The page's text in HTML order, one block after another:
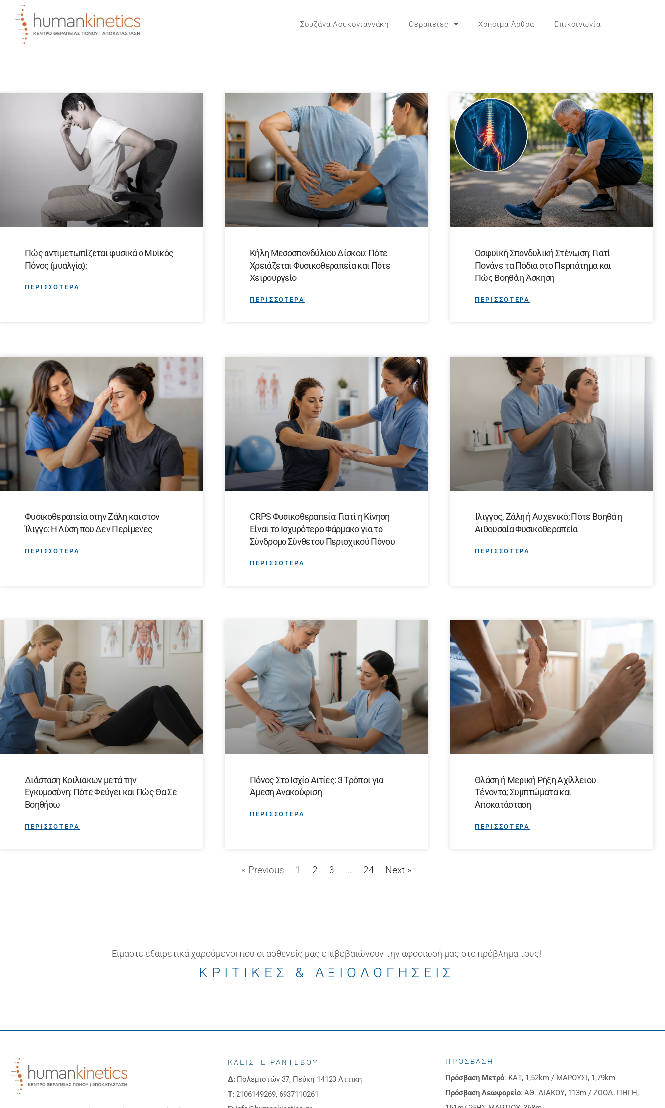
Σουζάνα Λουκογιαννάκη Θεραπείες Χρήσιμα Άρθρα Επικοινωνία
Πώς αντιμετωπίζεται φυσικά ο Μυϊκός
Πόνος (μυαλγία);
ΠΕΡΙΣΣΟΤΕΡΑ
Κήλη Μεσοσπονδύλιου Δίσκου: Πότε
Χρειάζεται Φυσικοθεραπεία και Πότε
Χειρουργείο
ΠΕΡΙΣΣΟΤΕΡΑ
Οσφυϊκή Σπονδυλική Στένωση: Γιατί
Πονάνε τα Πόδια στο Περπάτημα και
Πώς Βοηθά η Άσκηση
ΠΕΡΙΣΣΟΤΕΡΑ
Φυσικοθεραπεία στην Ζάλη και στον
Ίλιγγο: Η Λύση που Δεν Περίμενες
ΠΕΡΙΣΣΟΤΕΡΑ
CRPS Φυσικοθεραπεία: Γιατί η Κίνηση
Είναι το Ισχυρότερο Φάρμακο για το
Σύνδρομο Σύνθετου Περιοχικού Πόνου
ΠΕΡΙΣΣΟΤΕΡΑ
Ίλιγγος, Ζάλη ή Αυχενικό; Πότε Βοηθά η
Αιθουσαία Φυσικοθεραπεία
ΠΕΡΙΣΣΟΤΕΡΑ
Διάσταση Κοιλιακών μετά την
Εγκυμοσύνη: Πότε Φεύγει και Πώς Θα Σε
Βοηθήσω
ΠΕΡΙΣΣΟΤΕΡΑ
Πόνος Στο Ισχίο Αιτίες: 3 Τρόποι για
Άμεση Ανακούφιση
ΠΕΡΙΣΣΟΤΕΡΑ
Θλάση ή Μερική Ρήξη Αχίλλειου
Τένοντα; Συμπτώματα και
Αποκατάσταση
ΠΕΡΙΣΣΟΤΕΡΑ
« Previous 1 2 3 … 24 Next »
Είμαστε εξαιρετικά χαρούμενοι που οι ασθενείς μας επιβεβαιώνουν την αφοσίωσή μας στο πρόβλημα τους!
ΚΡΙΤΙΚΕΣ & ΑΞΙΟΛΟΓΗΣΕΙΣ
ΚΛΕΙΣΤΕ ΡΑΝΤΕΒΟΥ
Δ:Πολεμιστών 37, Πεύκη 14123 Αττική
Τ:2106149269, 6937110261
ΠΡΟΣΒΑΣΗ
Πρόσβαση Μετρό: ΚΑΤ, 1,52km / ΜΑΡΟΥΣΙ, 1,79km
Πρόσβαση Λεωφορείο: ΑΘ. ΔΙΑΚΟΥ, 113m / ΖΩΟΔ. ΠΗΓΗ,